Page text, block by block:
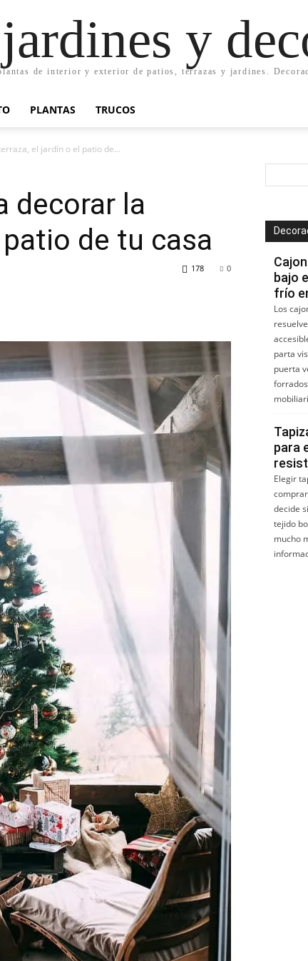
y
de interior y exterior de patios, terrazas y jardines.
PLANTAS TRUCOS
el jardín o el patio de...
decorar la
de tu casa
0
178
bajo
frío
Los
parta
puerta
para
Elegir
decide
tejido
mucho